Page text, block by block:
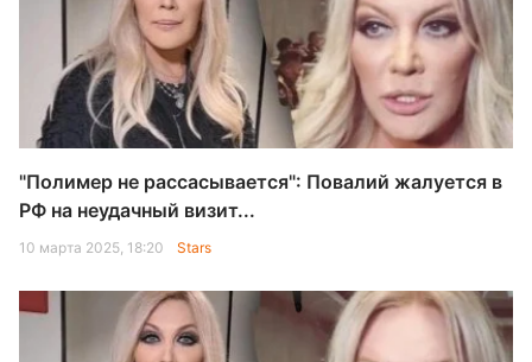
"Полимер не рассасывается": Повалий жалуется в
РФ на неудачный визит...
10 марта 2025, 18:20 Stars